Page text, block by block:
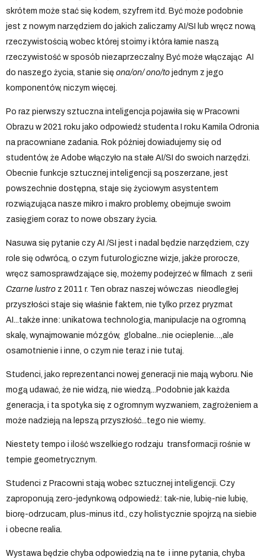
skrótem może stać się kodem, szyfrem itd. Być może podobnie
jest z nowym narzędziem do jakich zaliczamy AI/SI lub wręcz nową
rzeczywistością wobec której stoimy i która łamie naszą
rzeczywistość w sposób niezaprzeczalny. Być może włączając AI
do naszego życia, stanie się ona/on/ ono/to jednym z jego
komponentów, niczym więcej.
Po raz pierwszy sztuczna inteligencja pojawiła się w Pracowni
Obrazu w 2021 roku jako odpowiedź studenta I roku Kamila Odronia
na pracowniane zadania. Rok później dowiadujemy się od
studentów, że Adobe włączyło na stałe AI/SI do swoich narzędzi.
Obecnie funkcje sztucznej inteligencji są poszerzane, jest
powszechnie dostępna, staje się życiowym asystentem
rozwiązująca nasze mikro i makro problemy, obejmuje swoim
zasięgiem coraz to nowe obszary życia.
Nasuwa się pytanie czy AI /SI jest i nadal będzie narzędziem, czy
role się odwrócą, o czym futurologiczne wizje, jakże prorocze,
wręcz samosprawdzające się, możemy podejrzeć w filmach z serii
Czarne lustro z 2011 r. Ten obraz naszej wówczas nieodległej
przyszłości staje się właśnie faktem, nie tylko przez pryzmat
AI...także inne: unikatowa technologia, manipulacje na ogromną
skalę, wynajmowanie mózgów, globalne...nie ocieplenie…,ale
osamotnienie i inne, o czym nie teraz i nie tutaj.
Studenci, jako reprezentanci nowej generacji nie mają wyboru. Nie
mogą udawać, że nie widzą, nie wiedzą...Podobnie jak każda
generacja, i ta spotyka się z ogromnym wyzwaniem, zagrożeniem a
może nadzieją na lepszą przyszłość...tego nie wiemy..
Niestety tempo i ilość wszelkiego rodzaju transformacji rośnie w
tempie geometrycznym.
Studenci z Pracowni stają wobec sztucznej inteligencji. Czy
zaproponują zero-jedynkową odpowiedź: tak-nie, lubię-nie lubię,
biorę-odrzucam, plus-minus itd., czy holistycznie spojrzą na siebie
i obecne realia.
Wystawa będzie chyba odpowiedzią na te i inne pytania, chyba